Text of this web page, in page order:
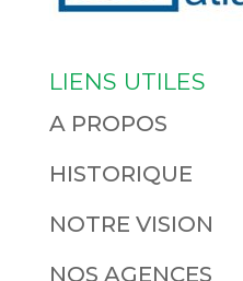
LIENS UTILES
A PROPOS
HISTORIQUE
NOTRE VISION
NOS AGENCES